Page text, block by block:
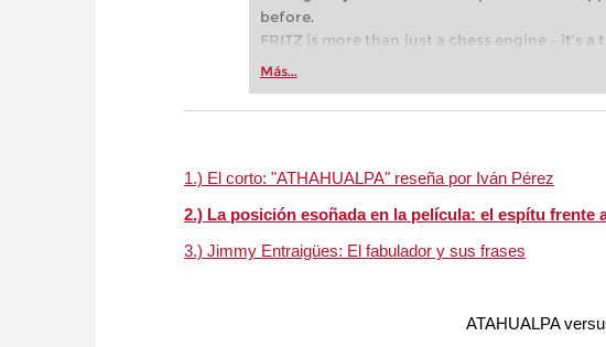
before.
FRITZ is more than just a chess engine – it’s
Whether you’re taking your first steps into
more efficiently, intelligently and with a more
Más...
1.) El corto: "ATHAHUALPA" reseña por Iván Pérez
2.) La posición esoñada en la película: el espítu frente
3.) Jimmy Entraigües: El fabulador y sus frases
ATAHUALPA